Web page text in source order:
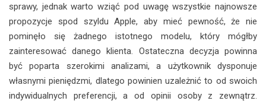
sprawy, jednak warto wziąć pod uwagę wszystkie najnowsze
propozycje spod szyldu Apple, aby mieć pewność, że nie
pominęło się żadnego istotnego modelu, który mógłby
zainteresować danego klienta. Ostateczna decyzja powinna
być poparta szerokimi analizami, a użytkownik dysponuje
własnymi pieniędzmi, dlatego powinien uzależnić to od swoich
indywidualnych preferencji, a od opinii osoby z zewnątrz.